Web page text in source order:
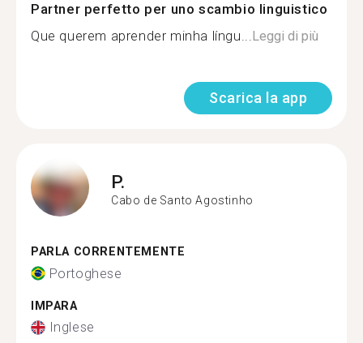
Partner perfetto per uno scambio linguistico
Que querem aprender minha língu...Leggi di più
Scarica la app
P.
Cabo de Santo Agostinho
PARLA CORRENTEMENTE
Portoghese
IMPARA
Inglese